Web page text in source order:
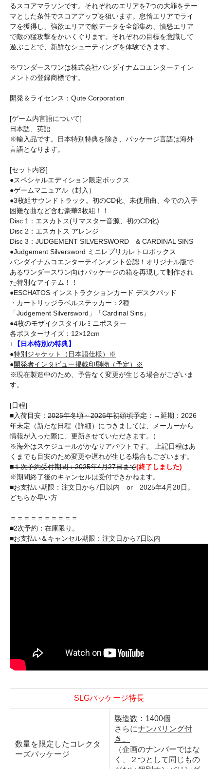
るスコアマラソンです。それぞれのエリアを7つの大罪をテー
マとした条件でスコアアップを狙います。怠惰エリアでライ
フを獲得し、強欲エリアで敵データを全部集め、憤怒エリア
で敵の猛攻撃をかいくぐります。それぞれの目標を意識して
遊ぶことで、新鮮なシューティングを体験できます。
※ワンダースワンは株式会社バンダイナムコエンターテイン
メントの登録商標です。
開発＆ライセンス：Qute Corporation
[ゲーム内言語について]
日本語、英語
※輸入品です。日本特別特典を除き、パッケージ言語は海外
言語となります。
[セット内容]
●スペシャルエディション限定ボックス
●ゲームマニュアル（封入）
●3枚組サウンドトラック。初のCD化、未使用曲、今での入手
困難な曲など含む豪華3枚組！！
Disc 1：エスカトス(リマスター音源、初のCD化)
Disc 2：エスカトス アレンジ
Disc 3：JUDGEMENT SILVERSWORD & CARDINAL SINS
●Judgement Silversword ミニレプリカレトロボックス
バンダイナムコエンターテインメント公認！オリジナル版で
あるワンダースワン向けパッケージの箱を再現して制作され
た特別なアイテム！！
●ESCHATOS インストラクションカード デスクパッド
・カートリッジラベルステッカー：2種
「Judgement Silversword」「Cardinal Sins」
●4枚のモザイクスタイルミニポスター
各ポスターサイズ：12×12cm
+ 【日本特別の特典】
●特別ジャケット（日本語仕様）※
●開発者インタビュー掲載印刷物（予定）※
※現在製造中のため、予告なく変更が生じる場合がございま
す。
[日程]
■入荷目安： 2025年冬頃～2026年初頭頃予定 ：→延期：2026
年未定（新たな日程（詳細）につきましては、メーカーから
情報が入った際に、更新させていただきます。）
※海外はスケジュールがかなりアバウトです。 上記日程はあ
くまでも目安のため変更や遅れが生じる場合もございます。
■１次予約受付期間：2025年4月27日まで(終了しました)
※期間終了後のキャンセルは受付できかねます。
■お支払い期限：注文日から7日以内 or 2025年4月28日。
どちらか早い方
＝＝＝＝＝＝＝＝＝＝
■2次予約：在庫限り。
■お支払い＆キャンセル期限：注文日から7日以内
SLGパッケージ特長
数量を限定したコレクタ
ーズパッケージ
製造数：1400個
さらにナンバリング付
き。
（企画のナンバーではな
く、２つとして同じもの